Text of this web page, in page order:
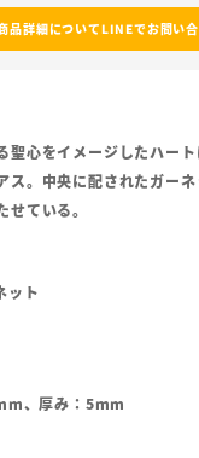
品詳細についてLINEでお問い
聖心をイメージしたハー
ス。中央に配されたガー
せている。
ット
、厚み：5mm